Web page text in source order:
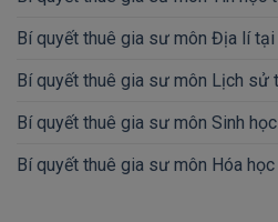
Bí quyết thuê gia sư môn Địa lí tại
Bí quyết thuê gia sư môn Lịch sử
Bí quyết thuê gia sư môn Sinh
Bí quyết thuê gia sư môn Hóa